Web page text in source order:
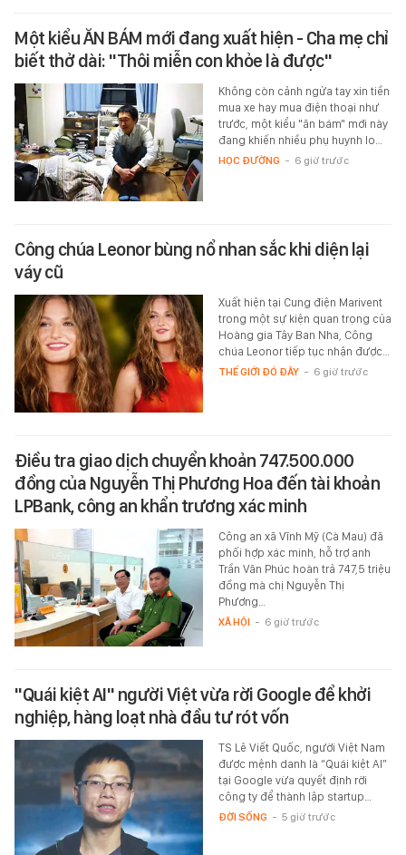
Một kiểu ĂN BÁM mới đang xuất hiện - Cha mẹ chỉ
biết thở dài: "Thôi miễn con khỏe là được"
Không còn cảnh ngửa tay xin tiền
mua xe hay mua điện thoại như
trước, một kiểu "ăn bám" mới này
đang khiến nhiều phụ huynh lo…
HỌC ĐƯỜNG - 6 giờ trước
Công chúa Leonor bùng nổ nhan sắc khi diện lại
váy cũ
Xuất hiện tại Cung điện Marivent
trong một sự kiện quan trọng của
Hoàng gia Tây Ban Nha, Công
chúa Leonor tiếp tục nhận được…
THẾ GIỚI ĐÓ ĐÂY - 6 giờ trước
Điều tra giao dịch chuyển khoản 747.500.000
đồng của Nguyễn Thị Phương Hoa đến tài khoản
LPBank, công an khẩn trương xác minh
Công an xã Vĩnh Mỹ (Cà Mau) đã
phối hợp xác minh, hỗ trợ anh
Trần Văn Phúc hoàn trả 747,5 triệu
đồng mà chị Nguyễn Thị
Phương…
XÃ HỘI - 6 giờ trước
"Quái kiệt AI" người Việt vừa rời Google để khởi
nghiệp, hàng loạt nhà đầu tư rót vốn
TS Lê Viết Quốc, người Việt Nam
được mệnh danh là “Quái kiệt AI”
tại Google vừa quyết định rời
công ty để thành lập startup…
ĐỜI SỐNG - 5 giờ trước